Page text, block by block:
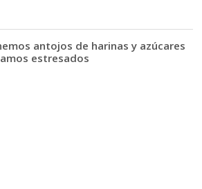
antojos de harinas y azúcares
estresados